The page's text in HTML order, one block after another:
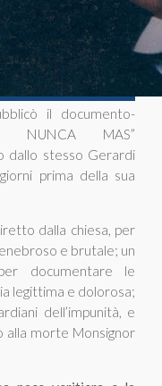
il documento-
NUNCA MAS”
dallo stesso Gerardi
prima della sua
dalla chiesa, per
e brutale; un
documentare le
legittima e dolorosa;
dell’impunità, e
alla morte Monsignor